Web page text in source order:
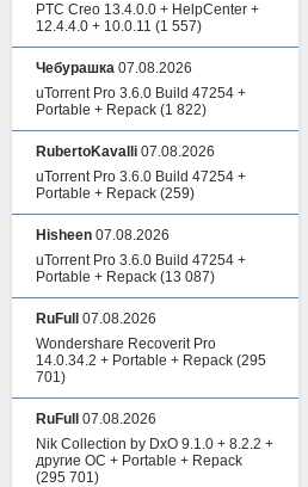
PTC Creo 13.4.0.0 + HelpCenter +
12.4.4.0 + 10.0.11 (1 557)
Чебурашка 07.08.2026
uTorrent Pro 3.6.0 Build 47254 +
Portable + Repack (1 822)
RubertoKavalli 07.08.2026
uTorrent Pro 3.6.0 Build 47254 +
Portable + Repack (259)
Hisheen 07.08.2026
uTorrent Pro 3.6.0 Build 47254 +
Portable + Repack (13 087)
RuFull
07.08.2026
Wondershare Recoverit Pro
14.0.34.2 + Portable + Repack (295
701)
RuFull
07.08.2026
Nik Collection by DxO 9.1.0 + 8.2.2 +
другие ОС + Portable + Repack
(295 701)